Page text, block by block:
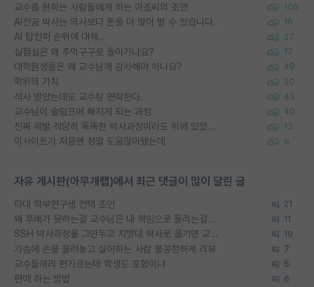
교수를 원하는 사람들에게 하는 아조씨의 조언 106
AI전공 박사는 의사보다 돈을 더 많이 벌 수 있습니다. 16
AI 탑컨퍼 순위에 대해.. 27
실험실은 왜 주먹구구로 돌아가나요? 17
대학원생들은 왜 교수님께 감사해야 하나요? 49
학위의 가치 20
석사 받았는데도 교수랑 연락한다. 43
교수님이 슬럼프에 빠지게 되는 과정 40
진짜 제발 적당히 똑똑한 박사과정이라도 위에 있었으면.. 13
이사이트가 처음엔 정말 도움많이됐는데 9
자유 게시판(아무개랩)에서 최근 댓글이 많이 달린 글
타대 학부연구생 컨택 조언 21
왜 후배가 못하는걸 교수님은 내 책임으로 돌리는걸까요? 11
SSH 박사과정을 그만두고 지방대 박사로 옮기면 교수의 꿈은 끝일까요? 19
가슴에 손을 올려놓고 싫어하는 사람 불공정하게 리뷰 7
교수들끼리 편가르는데 학생도 포함이냐 6
편애 하는 방법 6